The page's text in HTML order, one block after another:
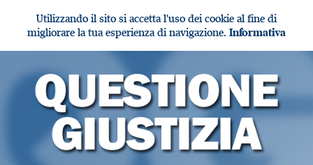
Utilizzando il sito si accetta l'uso dei cookie al fine di
migliorare la tua esperienza di navigazione. Informativa